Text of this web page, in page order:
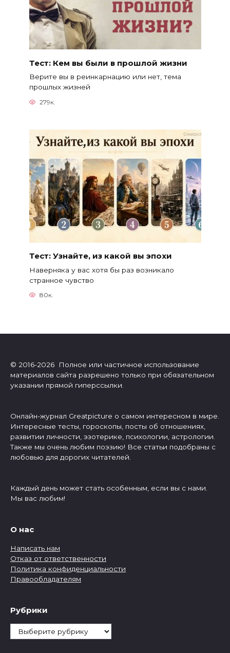
Тест: Кем вы были в прошлой жизни
Верите вы в реинкарнацию или нет, тема
прошлых жизней
279к.
Тест: Узнайте, из какой вы эпохи
Наверняка у вас хотя бы раз возникало
странное чувство
80к.
© 2016-2026 Полное или частичное использование
материалов сайта разрешено только при обязательном
указании прямой гиперссылки.
Онлайн-журнал Greatpicture о самом интересном в мире.
Интересные тесты, гороскопы, посты об отношениях,
развитии личности, эзотерике, психологии, астрологии.
Также мы очень любим поэзию! Все статьи подобраны с
любовью для дорогих читателей.
Каждый день может стать особенным, если вы с нами.
Мы вас любим!
О нас
Написать нам
Отказ от ответственности
Политика конфиденциальности
Правообладателям
Рубрики
Рубрики